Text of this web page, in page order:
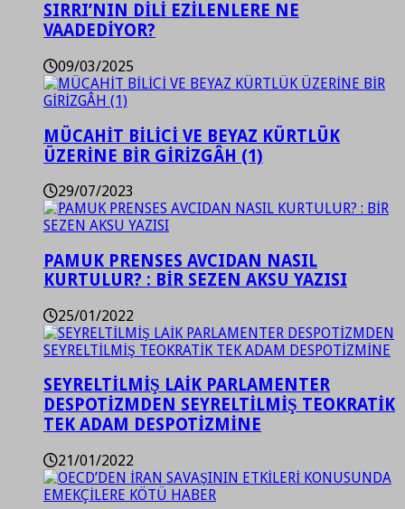
SIRRI’NIN DİLİ EZİLENLERE NE
VAADEDİYOR?
09/03/2025
MÜCAHİT BİLİCİ VE BEYAZ KÜRTLÜK
ÜZERİNE BİR GİRİZGÂH (1)
29/07/2023
PAMUK PRENSES AVCIDAN NASIL
KURTULUR? : BİR SEZEN AKSU YAZISI
25/01/2022
SEYRELTİLMİŞ LAİK PARLAMENTER
DESPOTİZMDEN SEYRELTİLMİŞ TEOKRATİK
TEK ADAM DESPOTİZMİNE
21/01/2022